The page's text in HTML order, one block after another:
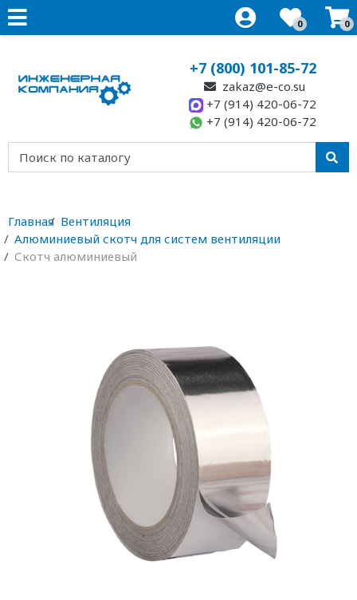
0 0
+7 (800) 101-85-72
zakaz@e-co.su
+7 (914) 420-06-72
+7 (914) 420-06-72
Главная Вентиляция
Алюминиевый скотч для систем вентиляции
Скотч алюминиевый